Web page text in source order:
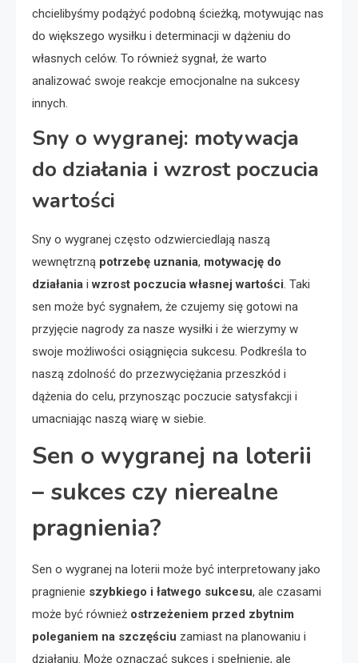
chcielibyśmy podążyć podobną ścieżką, motywując nas
do większego wysiłku i determinacji w dążeniu do
własnych celów. To również sygnał, że warto
analizować swoje reakcje emocjonalne na sukcesy
innych.
Sny o wygranej: motywacja
do działania i wzrost poczucia
wartości
Sny o wygranej często odzwierciedlają naszą
wewnętrzną potrzebę uznania, motywację do
działania iwzrost poczucia własnej wartości. Taki
sen może być sygnałem, że czujemy się gotowi na
przyjęcie nagrody za nasze wysiłki i że wierzymy w
swoje możliwości osiągnięcia sukcesu. Podkreśla to
naszą zdolność do przezwyciężania przeszkód i
dążenia do celu, przynosząc poczucie satysfakcji i
umacniając naszą wiarę w siebie.
Sen o wygranej na loterii
– sukces czy nierealne
pragnienia?
Sen o wygranej na loterii może być interpretowany jako
pragnienie szybkiego i łatwego sukcesu, ale czasami
może być również ostrzeżeniem przed zbytnim
poleganiem na szczęściu zamiast na planowaniu i
działaniu. Może oznaczać sukces i spełnienie, ale